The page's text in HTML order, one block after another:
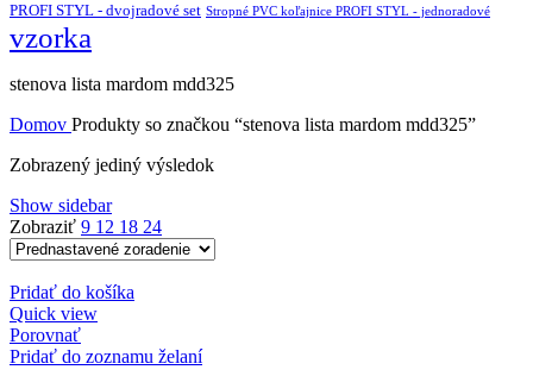
PROFI STYL - dvojradové set Stropné PVC koľajnice PROFI STYL - jednoradové
vzorka
stenova lista mardom mdd325
Domov Produkty so značkou “stenova lista mardom mdd325”
Zobrazený jediný výsledok
Show sidebar
Zobraziť 9 12 18 24
Pridať do košíka
Quick view
Porovnať
Pridať do zoznamu želaní